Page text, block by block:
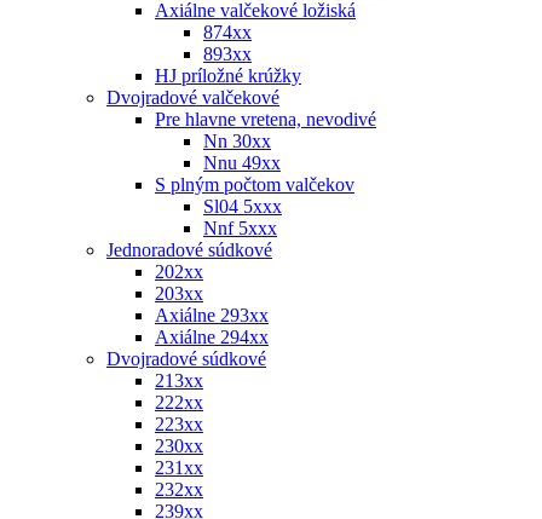
Axiálne valčekové ložiská
874xx
893xx
HJ príložné krúžky
Dvojradové valčekové
Pre hlavne vretena, nevodivé
Nn 30xx
Nnu 49xx
S plným počtom valčekov
Sl04 5xxx
Nnf 5xxx
Jednoradové súdkové
202xx
203xx
Axiálne 293xx
Axiálne 294xx
Dvojradové súdkové
213xx
222xx
223xx
230xx
231xx
232xx
239xx